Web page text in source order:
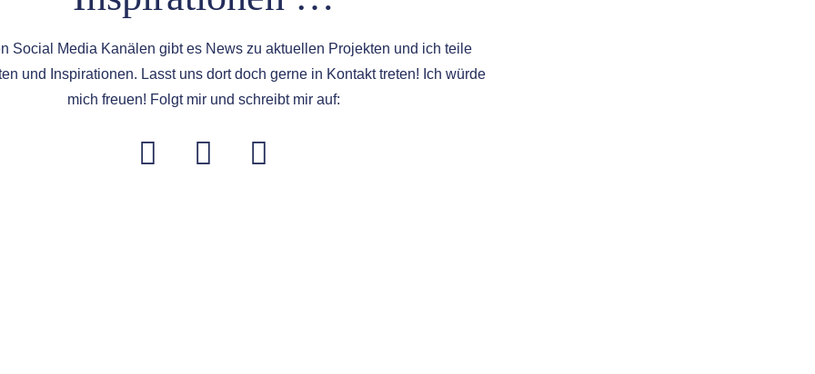
Social Media Kanälen gibt es News zu aktuellen Projekten und ich teile
und Inspirationen. Lasst uns dort doch gerne in Kontakt treten! Ich würde
mich freuen! Folgt mir und schreibt mir auf: